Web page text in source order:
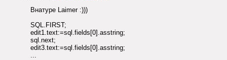
Внатуре Laimer :)))
SQL.FIRST;
edit1.text:=sql.fields[0].asstring;
sql.next;
edit3.text:=sql.fields[0].asstring;
...